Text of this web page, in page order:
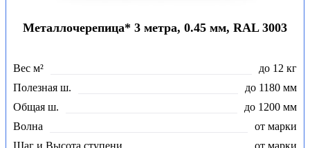
Металлочерепица* 3 метра, 0.45 мм, RAL 3003
Вес м²
до 12 кг
Полезная ш.
до 1180 мм
Общая ш.
до 1200 мм
Волна
от марки